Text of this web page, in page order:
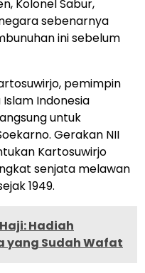
Kolonel Sabur,
sebenarnya
ini sebelum
pemimpin
Indonesia
untuk
Gerakan NII
Kartosuwirjo
senjata melawan
1949.
Hadiah
yang Sudah Wafat